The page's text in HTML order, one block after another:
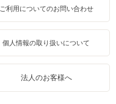
ご利用についてのお問い合わせ
個人情報の取り扱いについて
法人のお客様へ